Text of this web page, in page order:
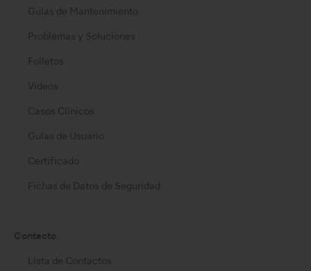
Guías de Mantenimiento
Problemas y Soluciones
Folletos
Videos
Casos Clínicos
Guías de Usuario
Certificado
Fichas de Datos de Seguridad
Contacto
Lista de Contactos